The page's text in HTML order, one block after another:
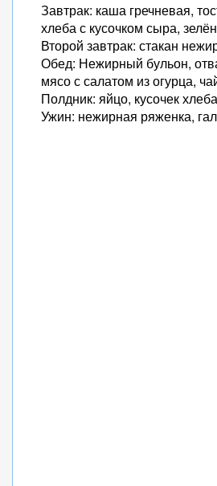
Завтрак: каша гречневая,
хлеба с кусочком сыра,
Второй завтрак: стакан
Обед: Нежирный бульон,
мясо с салатом из огурца,
Полдник: яйцо, кусочек
Ужин: нежирная ряженка,